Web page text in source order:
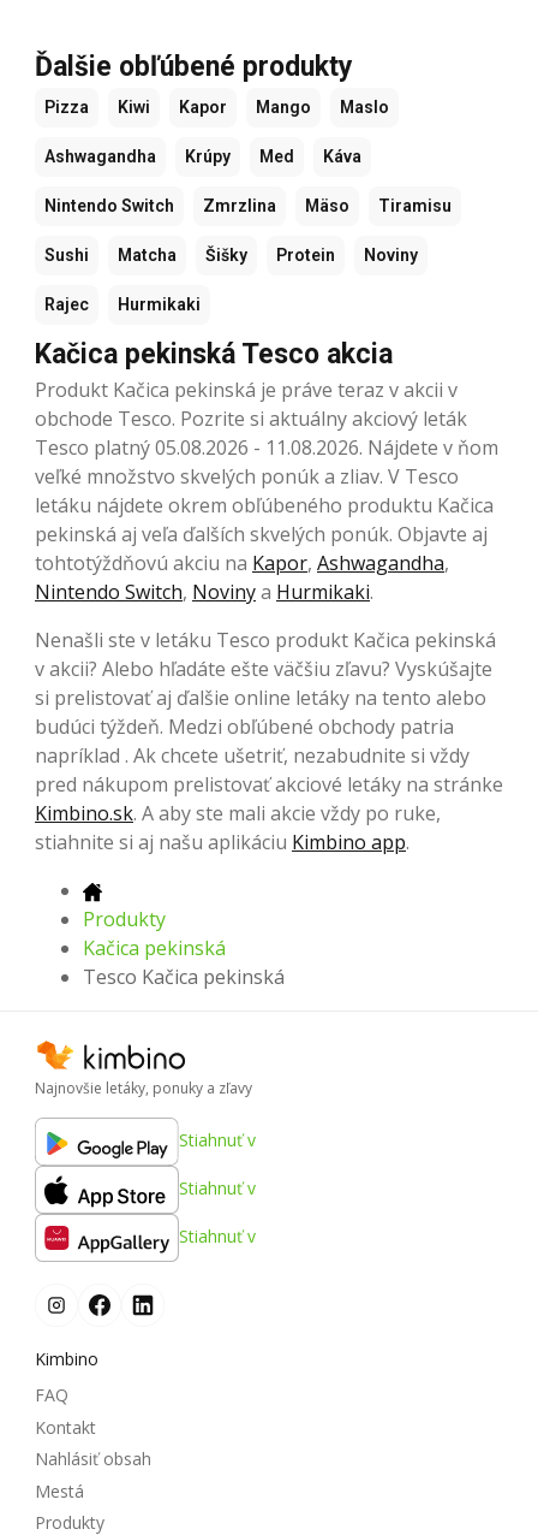
Ďalšie obľúbené produkty
Pizza Kiwi Kapor Mango Maslo
Ashwagandha Krúpy Med Káva
Nintendo Switch Zmrzlina Mäso Tiramisu
Sushi Matcha Šišky Protein Noviny
Rajec Hurmikaki
Kačica pekinská Tesco akcia
Produkt Kačica pekinská je práve teraz v akcii v
obchode Tesco. Pozrite si aktuálny akciový leták
Tesco platný 05.08.2026 - 11.08.2026. Nájdete v ňom
veľké množstvo skvelých ponúk a zliav. V Tesco
letáku nájdete okrem obľúbeného produktu Kačica
pekinská aj veľa ďalších skvelých ponúk. Objavte aj
tohtotýždňovú akciu na Kapor, Ashwagandha,
Nintendo Switch, Novinya Hurmikaki.
Nenašli ste v letáku Tesco produkt Kačica pekinská
v akcii? Alebo hľadáte ešte väčšiu zľavu? Vyskúšajte
si prelistovať aj ďalšie online letáky na tento alebo
budúci týždeň. Medzi obľúbené obchody patria
napríklad . Ak chcete ušetriť, nezabudnite si vždy
pred nákupom prelistovať akciové letáky na stránke
Kimbino.sk. A aby ste mali akcie vždy po ruke,
stiahnite si aj našu aplikáciu Kimbino app.
Produkty
Kačica pekinská
Tesco Kačica pekinská
Najnovšie letáky, ponuky a zľavy
Stiahnuť v
Stiahnuť v
Stiahnuť v
Kimbino
FAQ
Kontakt
Nahlásiť obsah
Mestá
Produkty